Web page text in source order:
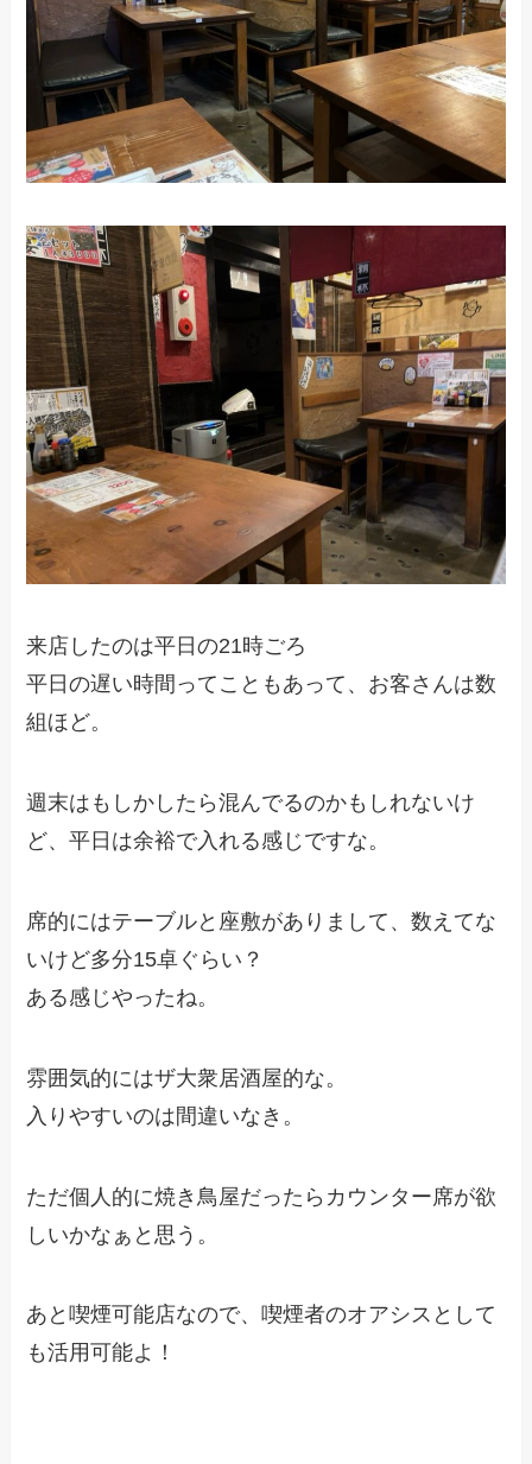
来店したのは平日の21時ごろ
平日の遅い時間ってこともあって、お客さんは数
組ほど。
週末はもしかしたら混んでるのかもしれないけ
ど、平日は余裕で入れる感じですな。
席的にはテーブルと座敷がありまして、数えてな
いけど多分15卓ぐらい？
ある感じやったね。
雰囲気的にはザ大衆居酒屋的な。
入りやすいのは間違いなき。
ただ個人的に焼き鳥屋だったらカウンター席が欲
しいかなぁと思う。
あと喫煙可能店なので、喫煙者のオアシスとして
も活用可能よ！